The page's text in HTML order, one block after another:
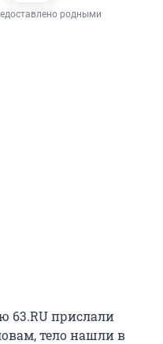
родными
63.RU прислали
тело нашли в